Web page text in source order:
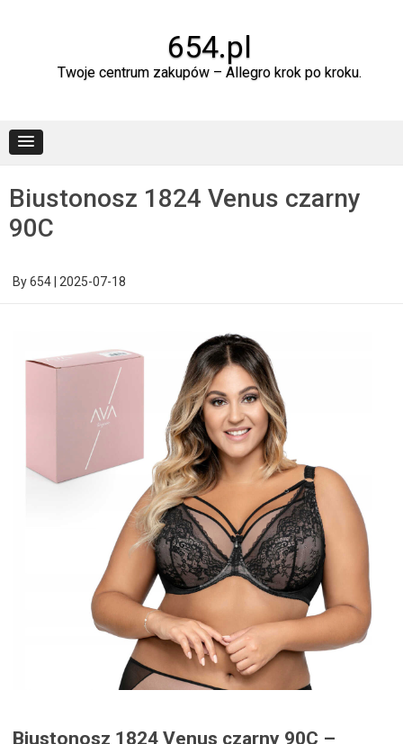
654.pl
Twoje centrum zakupów – Allegro krok po kroku.
Biustonosz 1824 Venus czarny
90C
By654 2025-07-18
Biustonosz 1824 Venus czarny 90C –